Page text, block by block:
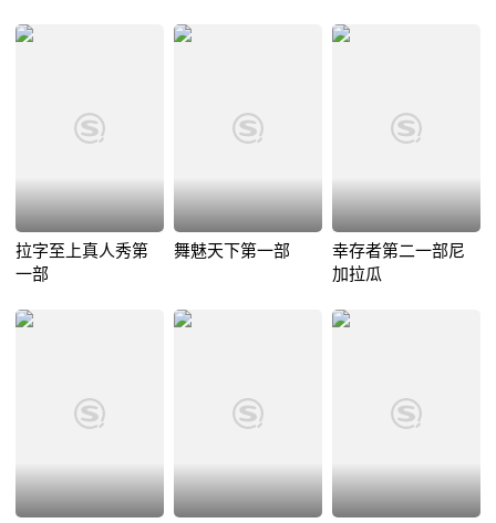
拉字至上真人秀第
一部
舞魅天下第一部
幸存者第二一部尼
加拉瓜